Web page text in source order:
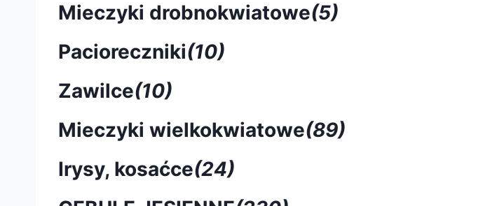
Mieczyki drobnokwiatowe(5)
Pacioreczniki(10)
Zawilce(10)
Mieczyki wielkokwiatowe(89)
Irysy, kosaćce(24)